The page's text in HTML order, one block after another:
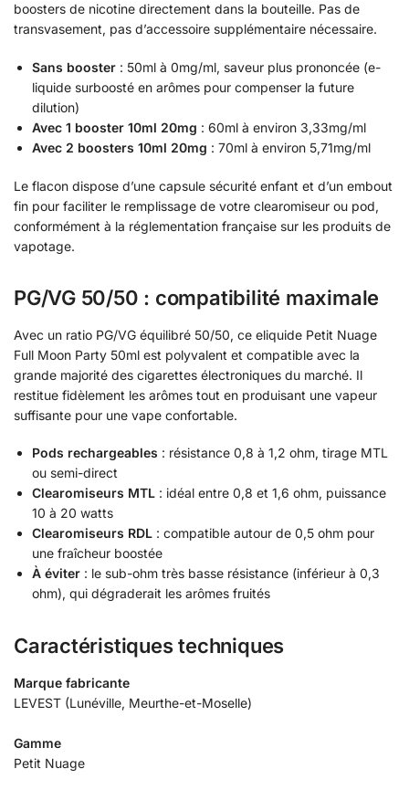
boosters de nicotine directement dans la bouteille. Pas de
transvasement, pas d’accessoire supplémentaire nécessaire.
Sans booster : 50ml à 0mg/ml, saveur plus prononcée (e-
liquide surboosté en arômes pour compenser la future
dilution)
Avec 1 booster 10ml 20mg : 60ml à environ 3,33mg/ml
Avec 2 boosters 10ml 20mg : 70ml à environ 5,71mg/ml
Le flacon dispose d’une capsule sécurité enfant et d’un embout
fin pour faciliter le remplissage de votre clearomiseur ou pod,
conformément à la réglementation française sur les produits de
vapotage.
PG/VG 50/50 : compatibilité maximale
Avec un ratio PG/VG équilibré 50/50, ce eliquide Petit Nuage
Full Moon Party 50ml est polyvalent et compatible avec la
grande majorité des cigarettes électroniques du marché. Il
restitue fidèlement les arômes tout en produisant une vapeur
suffisante pour une vape confortable.
Pods rechargeables : résistance 0,8 à 1,2 ohm, tirage MTL
ou semi-direct
Clearomiseurs MTL : idéal entre 0,8 et 1,6 ohm, puissance
10 à 20 watts
Clearomiseurs RDL : compatible autour de 0,5 ohm pour
une fraîcheur boostée
À éviter : le sub-ohm très basse résistance (inférieur à 0,3
ohm), qui dégraderait les arômes fruités
Caractéristiques techniques
Marque fabricante
LEVEST (Lunéville, Meurthe-et-Moselle)
Gamme
Petit Nuage